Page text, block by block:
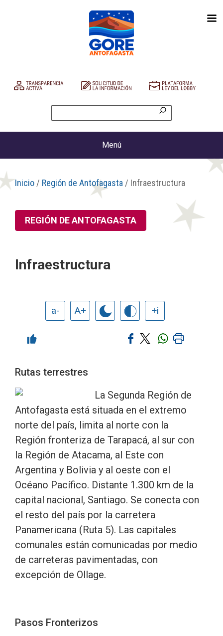
Menú
Inicio / Región de Antofagasta / Infraestructura
REGIÓN DE ANTOFAGASTA
Infraestructura
a- A+ +i
Rutas terrestres
La Segunda Región de
Antofagasta está situada en el extremo
norte del país, limita al norte con la
Región fronteriza de Tarapacá, al sur con
la Región de Atacama, al Este con
Argentina y Bolivia y al oeste con el
Océano Pacífico. Distante 1.300 km de la
capital nacional, Santiago. Se conecta con
el resto del país por la carretera
Panamericana (Ruta 5). Las capitales
comunales están comunicadas por medio
de carreteras pavimentadas, con
excepción de Ollage.
Pasos Fronterizos